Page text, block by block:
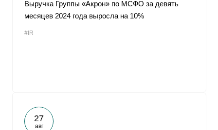
Выручка Группы «Акрон» по МСФО за девять
месяцев 2024 года выросла на 10%
#IR
27
авг